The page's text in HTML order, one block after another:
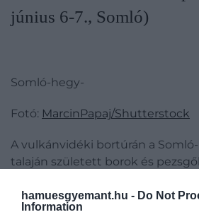
hamuesgyemant.hu - Do Not
Information
június 6-7., Somló)
Somló-hegy-
Fotó: MarcinPapaj/Shutterstock
A vulkánvidéki bortúrán a
talaján született borok és
Somló hosszú évek óta már
borokról, hanem a buborékokról